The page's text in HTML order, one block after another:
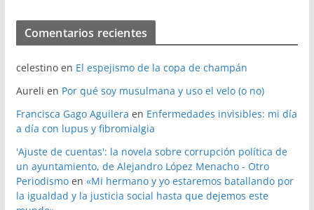
Comentarios recientes
celestinoen El espejismo de la copa de champán
Aureli en Por qué soy musulmana y uso el velo (o no)
Francisca Gago Aguilera en Enfermedades invisibles: mi día
a día con lupus y fibromialgia
'Ajuste de cuentas': la novela sobre corrupción política de
un ayuntamiento, de Alejandro López Menacho - Otro
Periodismoen «Mi hermano y yo estaremos batallando por
la igualdad y la justicia social hasta que dejemos este